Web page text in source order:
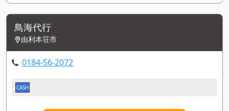
鳥海代行
由利本荘市
0184-56-2072
CASH